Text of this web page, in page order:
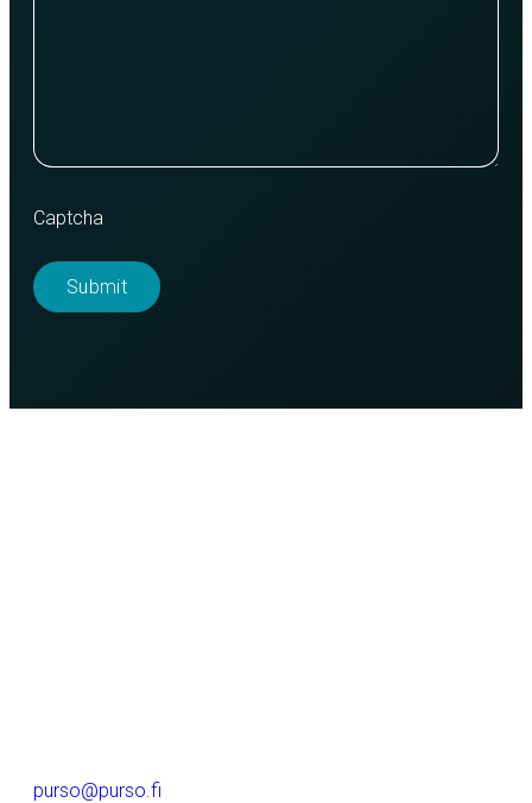
Captcha
purso@purso.fi